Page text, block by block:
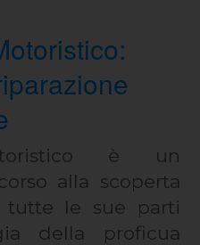
è un
alla scoperta
tutte le sue parti
della proficua